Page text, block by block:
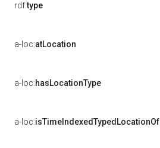
rdf:type
a-loc:atLocation
a-loc:hasLocationType
a-loc:isTimeIndexedTypedLocationOf